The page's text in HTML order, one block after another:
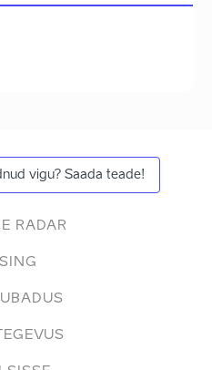
vigu? Saada teade!
RADAR